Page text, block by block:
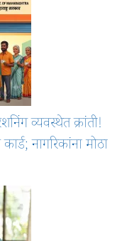
व्यवस्थेत क्रांती!
नागरिकांना मोठा